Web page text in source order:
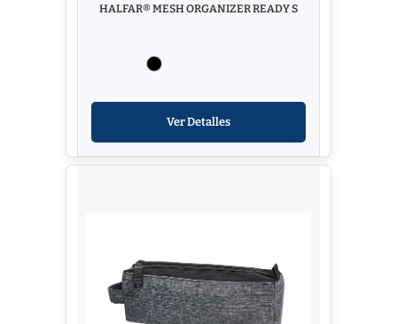
HALFAR® MESH ORGANIZER READY S
Ver Detalles